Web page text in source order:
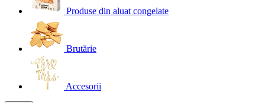
Produse din aluat congelate
Brutărie
Accesorii